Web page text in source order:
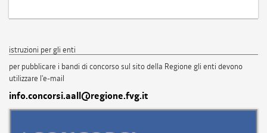
istruzioni per gli enti
per pubblicare i bandi di concorso sul sito della Regione gli enti devono
utilizzare l'e-mail
info.concorsi.aall@regione.fvg.it